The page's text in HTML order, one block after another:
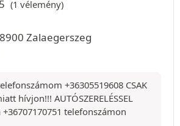
(1 vélemény)
Zalaegerszeg
+36305519608 CSAK
hívjon!!! AUTÓSZERELÉSSEL
telefonszámon